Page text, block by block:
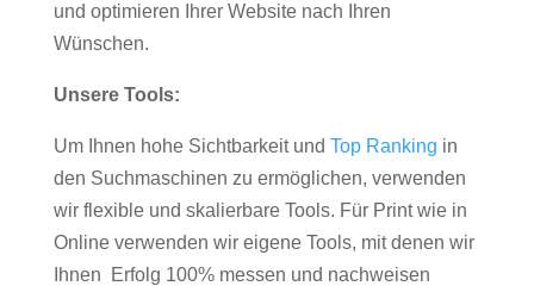
und optimieren Ihrer Website nach Ihren
Wünschen.
Unsere Tools:
Um Ihnen hohe Sichtbarkeit und Top Ranking in
den Suchmaschinen zu ermöglichen, verwenden
wir flexible und skalierbare Tools. Für Print wie in
Online verwenden wir eigene Tools, mit denen wir
Ihnen Erfolg 100% messen und nachweisen